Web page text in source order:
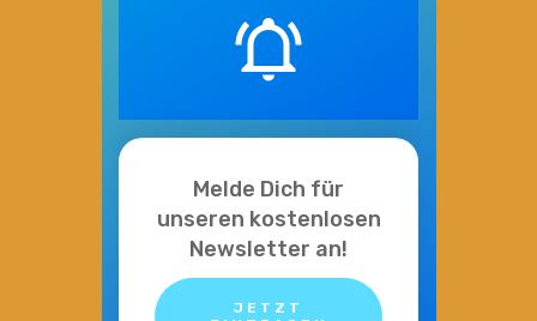
Melde Dich für
unseren kostenlosen
Newsletter an!
JETZT